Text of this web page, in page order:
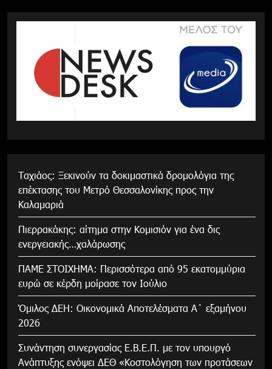
Tαχιάος: Ξεκινούν τα δοκιμαστικά δρομολόγια της
επέκτασης του Μετρό Θεσσαλονίκης προς την
Καλαμαριά
Πιερρακάκης: αίτημα στην Κομισιόν για ένα δις
ενεργειακής…χαλάρωσης
ΠΑΜΕ ΣΤΟΙΧΗΜΑ: Περισσότερα από 95 εκατομμύρια
ευρώ σε κέρδη μοίρασε τον Ιούλιο
Όμιλος ΔΕΗ: Οικονομικά Αποτελέσματα Α΄ εξαμήνου
2026
Συνάντηση συνεργασίας Ε.Β.Ε.Π. με τον υπουργό
Ανάπτυξης ενόψει ΔΕΘ «Κοστολόγηση των προτάσεων